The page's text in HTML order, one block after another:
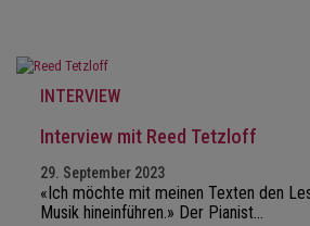
INTERVIEW
Interview mit Reed Tetzloff
29. September 2023
«Ich möchte mit meinen Texten den
Musik hineinführen.» Der Pianist…